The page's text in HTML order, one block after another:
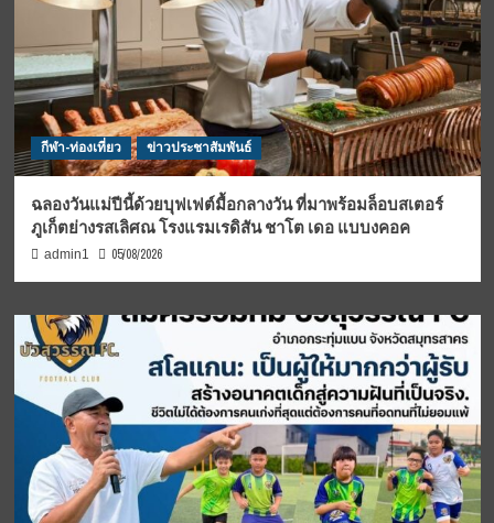
กีฬา-ท่องเที่ยว ข่าวประชาสัมพันธ์
ฉลองวันแม่ปีนี้ด้วยบุฟเฟต์มื้อกลางวัน ที่มาพร้อมล็อบสเตอร์
ภูเก็ตย่างรสเลิศณ โรงแรมเรดิสัน ชาโต เดอ แบบงคอค
admin1 05/08/2026